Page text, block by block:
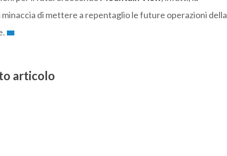
minaccia di mettere a repentaglio le future operazioni della
articolo